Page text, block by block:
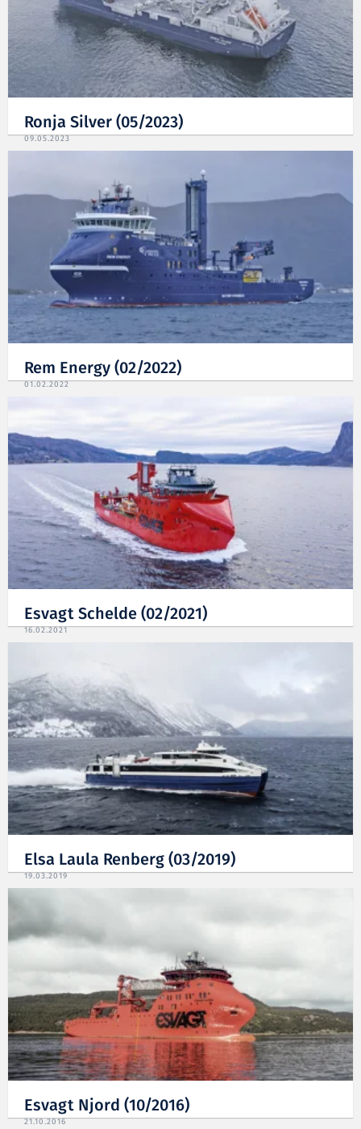
Ronja Silver (05/2023)
09.05.2023
Rem Energy (02/2022)
01.02.2022
Esvagt Schelde (02/2021)
16.02.2021
Elsa Laula Renberg (03/2019)
19.03.2019
Esvagt Njord (10/2016)
21.10.2016